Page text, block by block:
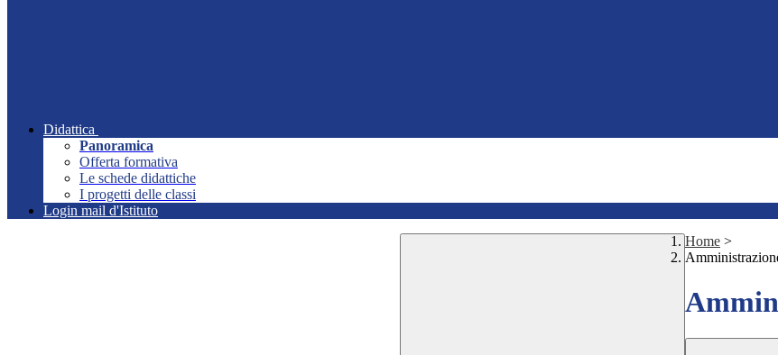
Didattica
Panoramica
Offerta formativa
Le schede didattiche
I progetti delle classi
Login mail d'Istituto
Home >